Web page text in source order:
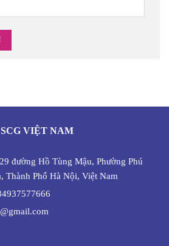
VIỆT NAM
đường Hồ Tùng Mậu, Phường Phú
Thành Phố Hà Nội, Việt Nam